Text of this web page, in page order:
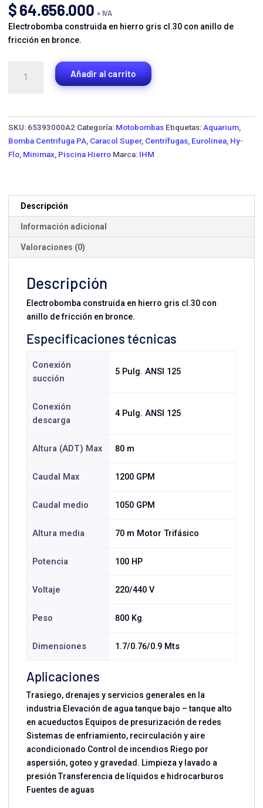
$64.656.000 + IVA
Electrobomba construida en hierro gris cl.30 con anillo de
fricción en bronce.
Centrífuga
Trifásica
cantidad
Añadir al carrito
SKU: 65393000A2 Categoría: Motobombas Etiquetas: Aquarium
Bomba Centrifuga PA Caracol Super, Centrífugas Eurolinea Hy-
Flo Minimax Piscina Hierro Marca: IHM
Descripción
Información adicional
Valoraciones (0)
Descripción
Electrobomba construida en hierro gris cl.30 con
anillo de fricción en bronce.
Especificaciones técnicas
Conexión
succión
5 Pulg. ANSI 125
Conexión
descarga
4 Pulg. ANSI 125
Altura (ADT) Max 80 m
Caudal Max 1200 GPM
Caudal medio 1050 GPM
Altura media 70 m Motor Trifásico
Potencia 100 HP
Voltaje 220/440 V
Peso 800 Kg
Dimensiones 1.7/0.76/0.9 Mts
Aplicaciones
Trasiego, drenajes y servicios generales en la
industria Elevación de agua tanque bajo – tanque alto
en acueductos Equipos de presurización de redes
Sistemas de enfriamiento, recirculación y aire
acondicionado Control de incendios Riego por
aspersión, goteo y gravedad. Limpieza y lavado a
presión Transferencia de líquidos e hidrocarburos
Fuentes de aguas